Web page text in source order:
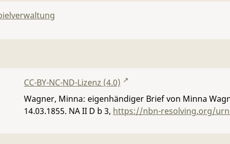
CC-BY-NC-ND-Lizenz (4.0)
Wagner, Minna: eigenhändiger Brief von Minna
14.03.1855. NA II D b 3, https://nbn-resolving.org/